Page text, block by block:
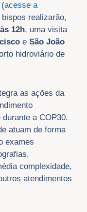
(acesse a
realizarão,
12h, uma visita
e São João
hidroviário de
as ações da
a COP30.
atuam de forma
exames
complexidade,
atendimentos